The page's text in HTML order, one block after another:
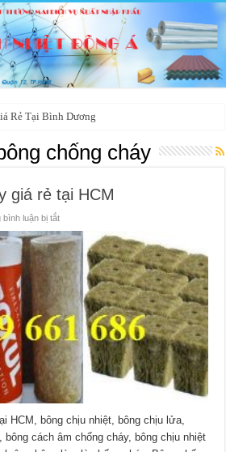
Rẻ Tại Bình Dương
chống cháy
giá rẻ tại HCM
bình luận bị tắtở
chống
cháy
rẻ
tại
HCM
HCM, bông chịu nhiệt, bông chịu lửa,
bông cách âm chống cháy, bông chịu nhiệt